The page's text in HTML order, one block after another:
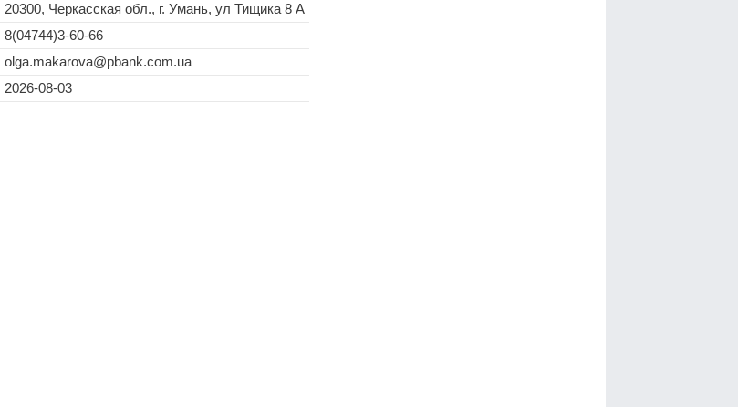
20300, Черкасская обл., г. Умань, ул Тищика 8 А
8(04744)3-60-66
olga.makarova@pbank.com.ua
2026-08-03